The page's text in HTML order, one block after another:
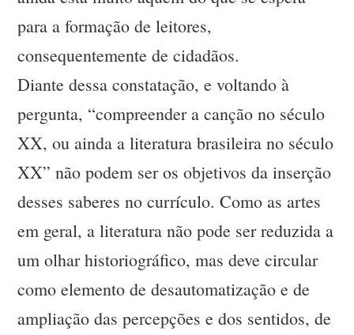
para a formação de leitores,
consequentemente de cidadãos.
Diante dessa constatação, e voltando à
pergunta, “compreender a canção no século
XX, ou ainda a literatura brasileira no século
XX” não podem ser os objetivos da inserção
desses saberes no currículo. Como as artes
em geral, a literatura não pode ser reduzida a
um olhar historiográfico, mas deve circular
como elemento de desautomatização e de
ampliação das percepções e dos sentidos, de